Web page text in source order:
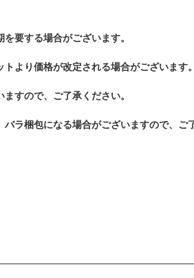
要する場合がございます。
より価格が改定される場合がございます。
すので、ご了承ください。
ラ梱包になる場合がございますので、ご